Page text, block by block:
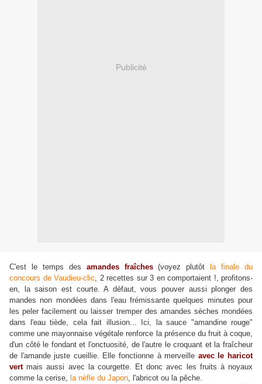
Publicité
C'est le temps des amandes fraîches(voyez plutôt
la finale du
concours de Vaudieu-clic, 2 recettes sur 3 en comportaient !, profitons-
en, la saison est courte. A défaut, vous pouver aussi plonger des
mandes non mondées dans l'eau frémissante quelques minutes pour
les peler facilement ou laisser tremper des amandes sèches mondées
dans l'eau tiède, cela fait illusion... Ici, la sauce "amandine rouge"
comme une mayonnaise végétale renforce la présence du fruit à coque,
d'un côté le fondant et l'onctuosité, de l'autre le croquant et la fraîcheur
de l'amande juste cueillie. Elle fonctionne à merveille avec le haricot
vertmais aussi avec la courgette. Et donc avec les fruits à noyaux
comme la cerise, la nèfle du Japon, l'abricot ou la pêche.